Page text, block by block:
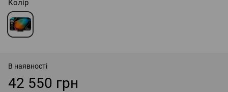
Колір
В наявності
42 550 грн